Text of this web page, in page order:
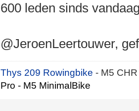
600 leden sinds
@JeroenLeertouwer,
Thys 209 Rowingbike- M5
Pro - M5 MinimalBike